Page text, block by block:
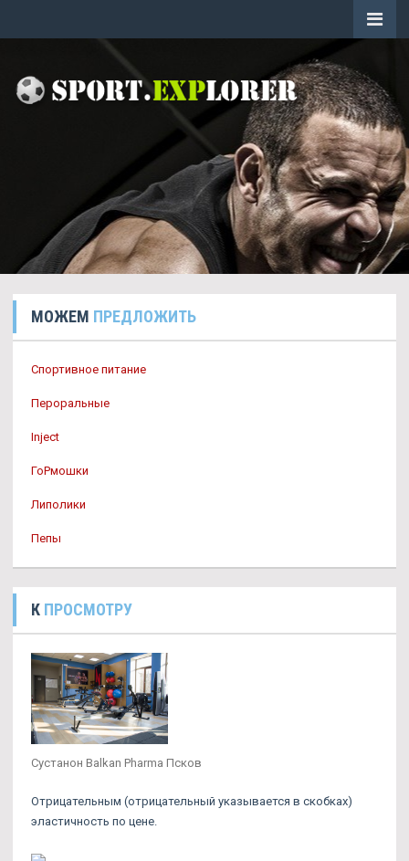
МОЖЕМ ПРЕДЛОЖИТЬ
Спортивное питание
Пероральные
Inject
ГоРмошки
Липолики
Пепы
К ПРОСМОТРУ
Сустанон Balkan Pharma Псков
Отрицательным (отрицательный указывается в скобках)
эластичность по цене.